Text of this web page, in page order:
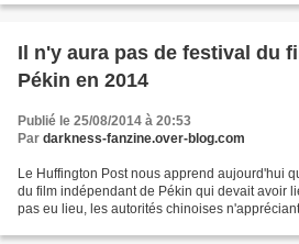
Il n'y aura pas de festival du
Pékin en 2014
Publié le 25/08/2014 à 20:53
Par darkness-fanzine.over-blog.com
Le Huffington Post nous apprend aujourd'hui
du film indépendant de Pékin qui devait avoir
pas eu lieu, les autorités chinoises